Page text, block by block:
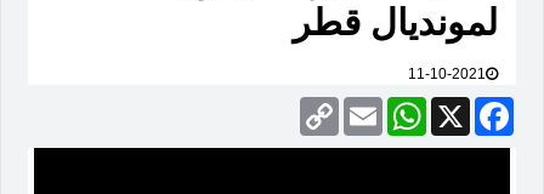
لمونديال قطر
11-10-2021
Facebook
X
WhatsApp
Email
Copy
Link